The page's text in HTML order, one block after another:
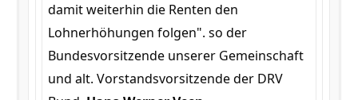
damit weiterhin die Renten den
Lohnerhöhungen folgen". so der
Bundesvorsitzende unserer Gemeinschaft
und alt. Vorstandsvorsitzende der DRV